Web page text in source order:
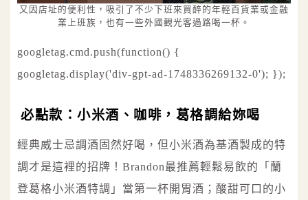
又因店址的便利性，吸引了不少下班來買醉的年輕百貨業或金融
業上班族，也有一些外國觀光客過路喝一杯。
googletag.cmd.push(function() {
googletag.display('div-gpt-ad-1748336269132-0'); });
必點款：小米酒、咖啡，葛格調給妳喝
經典威士忌調酒固然好喝，但小米酒為基酒製成的特
調才是這裡的招牌！Brandon最推薦輕鬆易飲的「蘭
登葛格小米酒特調」當第一杯開胃酒；酸甜可口的小